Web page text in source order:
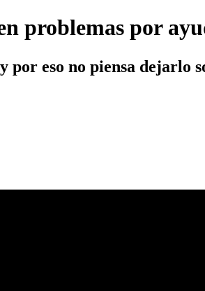
problemas por
por eso no piensa dejarlo